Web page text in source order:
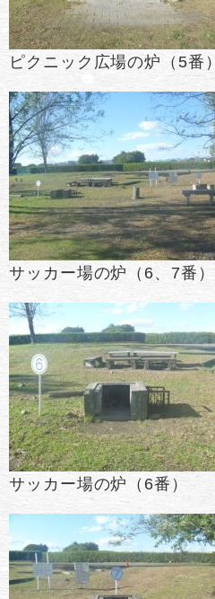
ピクニック広場の炉（5番
サッカー場の炉（6、7番）
サッカー場の炉（6番）